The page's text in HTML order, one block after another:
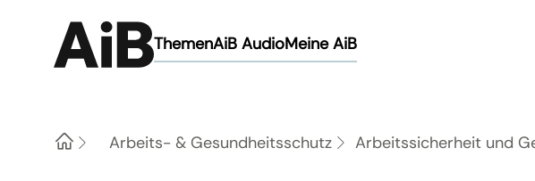
ThemenAiB AudioMeine AiB
Home Arbeits- & Gesundheitsschutz Arbeitssicherheit und